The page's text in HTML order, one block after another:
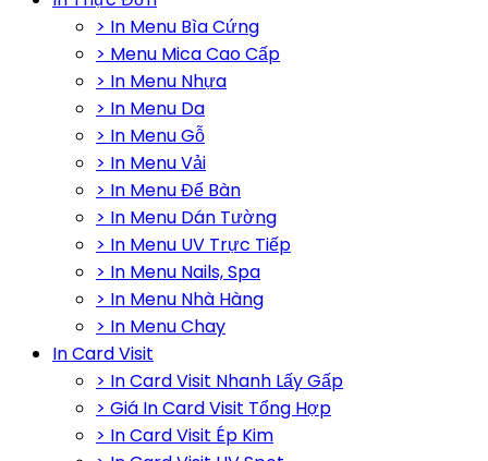
> In Menu Bìa Cứng
> Menu Mica Cao Cấp
> In Menu Nhựa
> In Menu Da
> In Menu Gỗ
> In Menu Vải
> In Menu Để Bàn
> In Menu Dán Tường
> In Menu UV Trực Tiếp
> In Menu Nails, Spa
> In Menu Nhà Hàng
> In Menu Chay
In Card Visit
> In Card Visit Nhanh Lấy Gấp
> Giá In Card Visit Tổng Hợp
> In Card Visit Ép Kim